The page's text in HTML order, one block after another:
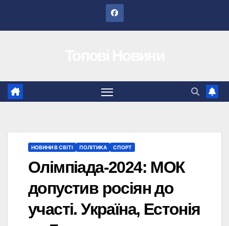
НОВИНИ В СВІТІ ПОЛІТИКА СПОРТ
Олімпіада-2024: МОК
допустив росіян до
участі. Україна, Естонія